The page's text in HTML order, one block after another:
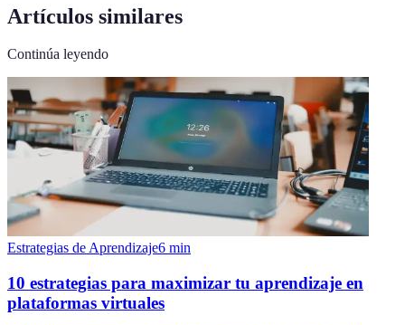
Artículos similares
Continúa leyendo
Estrategias de Aprendizaje6 min
10 estrategias para maximizar tu aprendizaje en
plataformas virtuales